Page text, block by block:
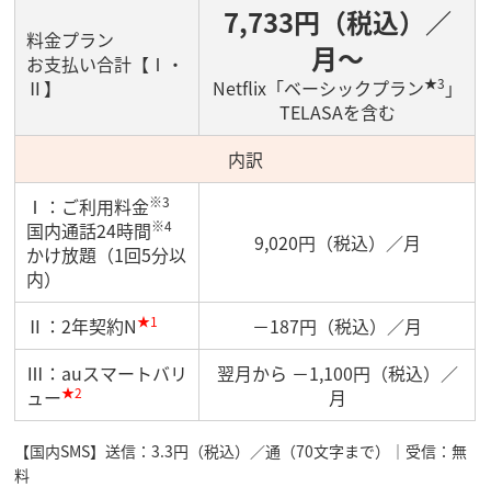
料金プラン
お支払い合計【Ⅰ・
Ⅱ】
7,733円（税込）／
月～
Netflix「ベーシックプラン★3 」
TELASAを含む
内訳
Ⅰ：ご利用料金※3
国内通話24時間※4
かけ放題（1回5分以
内）
9,020円（税込）／月
Ⅱ：2年契約N★1
－187円（税込）／月
Ⅲ：auスマートバリ
ュー★2
翌月から －1,100円（税込）／
月
【国内SMS】送信：3.3円（税込）／通（70文字まで）｜受信：無
料